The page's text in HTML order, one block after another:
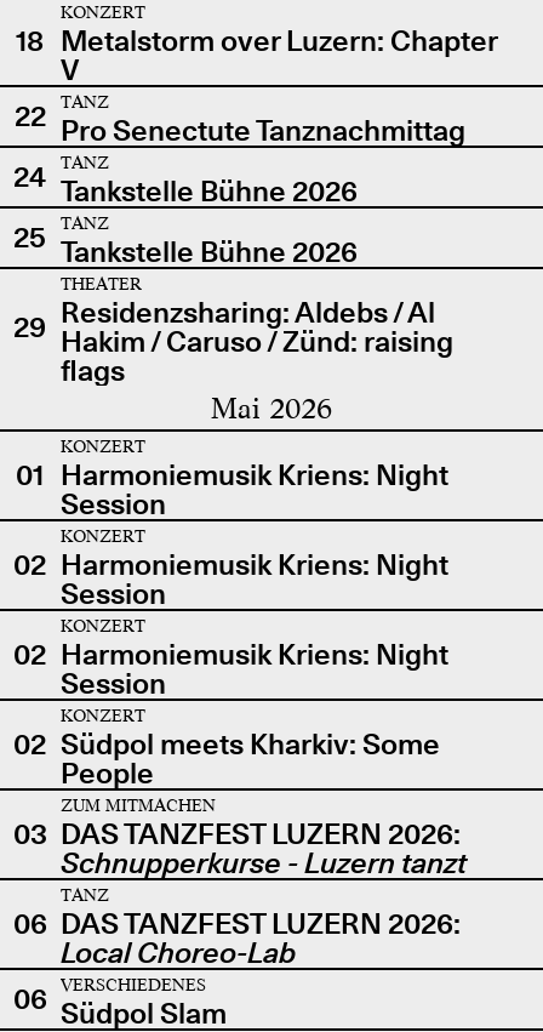
18
KONZERT
Metalstorm over Luzern: Chapter
V
22
TANZ
Pro Senectute Tanznachmittag
24
TANZ
Tankstelle Bühne 2026
25
TANZ
Tankstelle Bühne 2026
29
THEATER
Residenzsharing: Aldebs / Al
Hakim / Caruso / Zünd: raising
flags
Mai 2026
01
KONZERT
Harmoniemusik Kriens: Night
Session
02
KONZERT
Harmoniemusik Kriens: Night
Session
02
KONZERT
Harmoniemusik Kriens: Night
Session
02
KONZERT
Südpol meets Kharkiv: Some
People
03
ZUM MITMACHEN
DAS TANZFEST LUZERN 2026:
Schnupperkurse - Luzern tanzt
06
TANZ
DAS TANZFEST LUZERN 2026:
Local Choreo-Lab
06
VERSCHIEDENES
Südpol Slam